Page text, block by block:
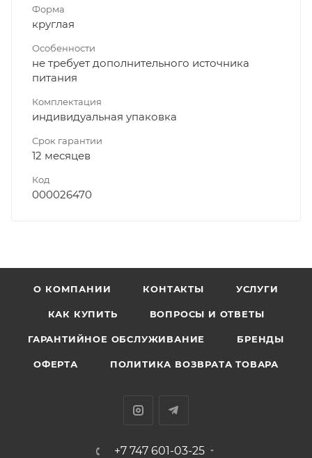
Форма
круглая
Особенности
не требует дополнительного источника
питания
Комплектация
индивидуальная упаковка
Срок гарантии
12 месяцев
Код
000026470
О КОМПАНИИ КОНТАКТЫ УСЛУГИ
КАК КУПИТЬ ВОПРОСЫ И ОТВЕТЫ
ГАРАНТИЙНОЕ ОБСЛУЖИВАНИЕ БРЕНДЫ
ОФЕРТА ПОЛИТИКА ВОЗВРАТА ТОВАРА
+7 747 601-03-25